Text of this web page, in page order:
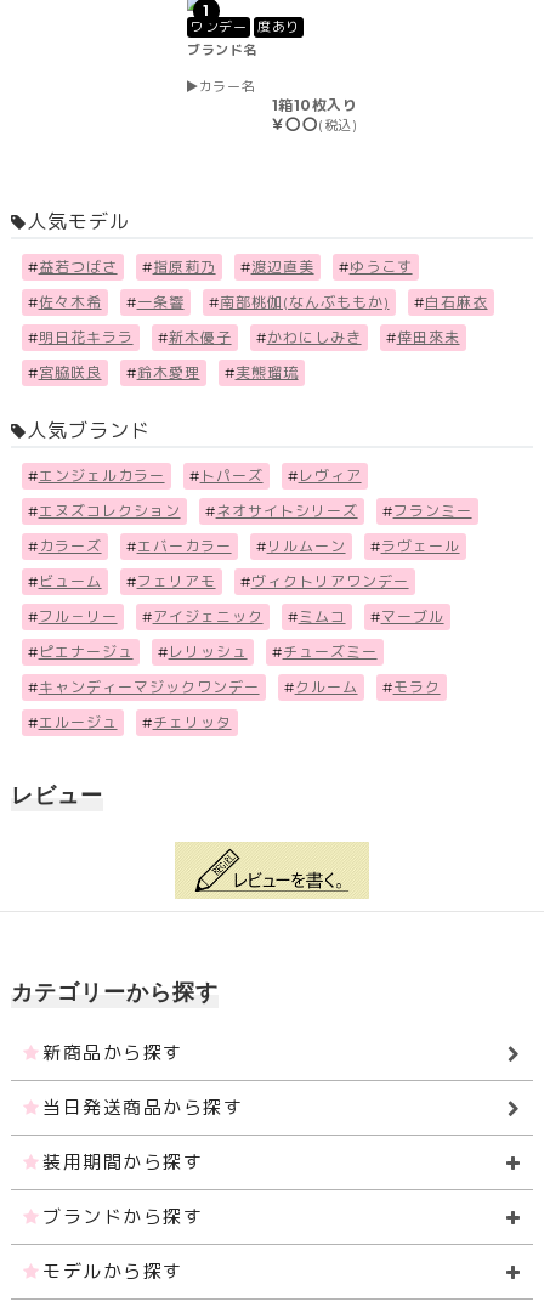
1
ワンデー
度あり
ブランド名
カラー名
1箱10枚入り
￥〇〇(税込)
人気モデル
#益若つばさ #指原莉乃 #渡辺直美 #ゆうこす
#佐々木希 #一条響 #南部桃伽(なんぶももか) #白石麻衣
#明日花キララ #新木優子 #かわにしみき #倖田來未
#宮脇咲良 #鈴木愛理 #実熊瑠琉
人気ブランド
#エンジェルカラー # トパーズ # レヴィア
#エヌズコレクション #ネオサイトシリーズ #フランミー
# カラーズ #エバーカラー # リルムーン #ラヴェール
# ビューム #フェリアモ #ヴィクトリアワンデー
#フル－リー #アイジェニック #ミムコ #マーブル
# ピエナージュ # レリッシュ #チューズミー
#キャンディーマジックワンデー #クルーム #モラク
#エルージュ #チェリッタ
レビュー
カテゴリーから探す
新商品から探す
当日発送商品から探す
装用期間から探す
ブランドから探す
モデルから探す